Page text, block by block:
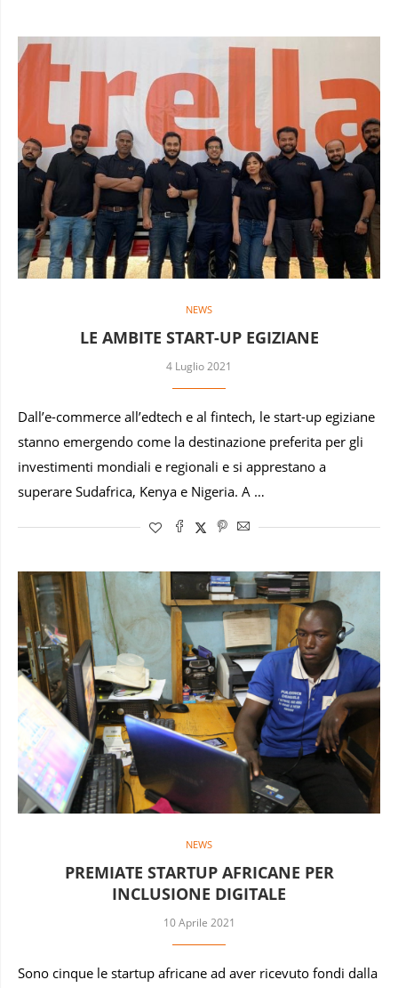
NEWS
LE AMBITE START-UP EGIZIANE
4 Luglio 2021
Dall’e-commerce all’edtech e al fintech, le start-up egiziane
stanno emergendo come la destinazione preferita per gli
investimenti mondiali e regionali e si apprestano a
superare Sudafrica, Kenya e Nigeria. A …
NEWS
PREMIATE STARTUP AFRICANE PER
INCLUSIONE DIGITALE
10 Aprile 2021
Sono cinque le startup africane ad aver ricevuto fondi dalla